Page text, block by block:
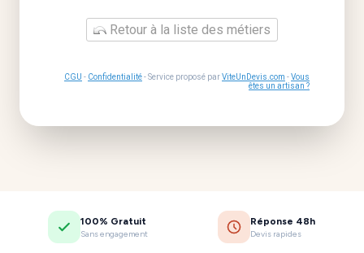
Retour à la liste des métiers
CGU - Confidentialité- Service proposé parViteUnDevis.com -Vous
êtes un artisan ?
100% Gratuit
Sans engagement
Réponse 48h
Devis rapides